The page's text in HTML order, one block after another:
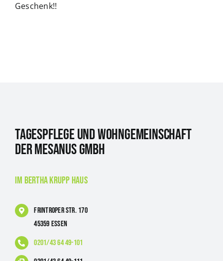
Geschenk!!
Tagespflege und Wohngemeinschaft
der Mesanus GmbH
im Bertha Krupp Haus
Frintroper Str. 170
45359 Essen
0201/43 64 49-101